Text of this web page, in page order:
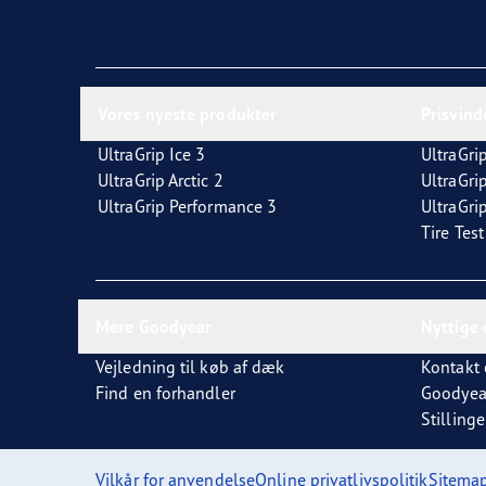
UltraGrip Ice 3
UltraGrip Arctic 2
UltraGrip Performance 3
Tire
Vejledning til køb af dæk
Find en forhandler
Kontakt
Vilkår for anvendelseOnline privatlivspolitik